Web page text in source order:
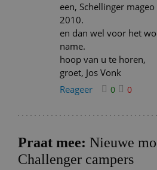
een, Schellinger
2010.
en dan wel voor het
name.
hoop van u te horen,
groet, Jos Vonk
Reageer
0 0
Praat mee: Nieuwe
Challenger campers